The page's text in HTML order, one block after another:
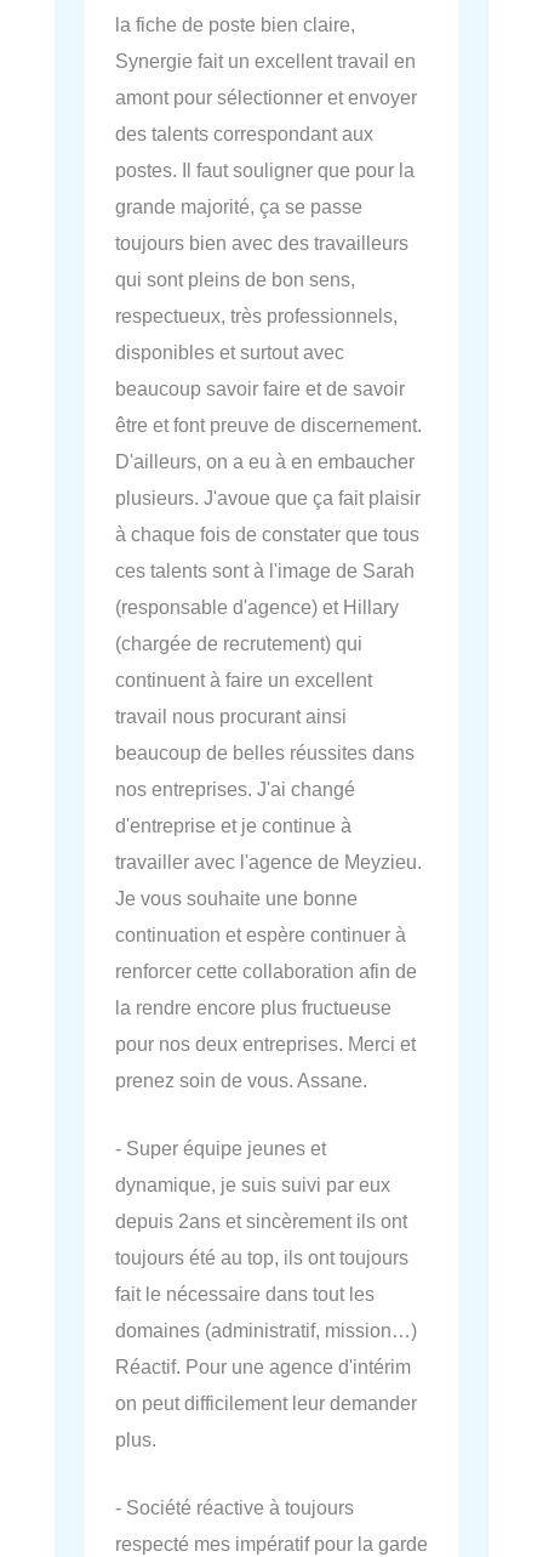
la fiche de poste bien claire,
Synergie fait un excellent travail en
amont pour sélectionner et envoyer
des talents correspondant aux
postes. Il faut souligner que pour la
grande majorité, ça se passe
toujours bien avec des travailleurs
qui sont pleins de bon sens,
respectueux, très professionnels,
disponibles et surtout avec
beaucoup savoir faire et de savoir
être et font preuve de discernement.
D'ailleurs, on a eu à en embaucher
plusieurs. J'avoue que ça fait plaisir
à chaque fois de constater que tous
ces talents sont à l'image de Sarah
(responsable d'agence) et Hillary
(chargée de recrutement) qui
continuent à faire un excellent
travail nous procurant ainsi
beaucoup de belles réussites dans
nos entreprises. J'ai changé
d'entreprise et je continue à
travailler avec l'agence de Meyzieu.
Je vous souhaite une bonne
continuation et espère continuer à
renforcer cette collaboration afin de
la rendre encore plus fructueuse
pour nos deux entreprises. Merci et
prenez soin de vous. Assane.
- Super équipe jeunes et
dynamique, je suis suivi par eux
depuis 2ans et sincèrement ils ont
toujours été au top, ils ont toujours
fait le nécessaire dans tout les
domaines (administratif, mission…)
Réactif. Pour une agence d'intérim
on peut difficilement leur demander
plus.
- Société réactive à toujours
respecté mes impératif pour la garde